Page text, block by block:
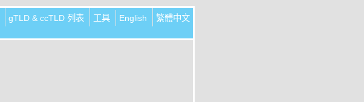
gTLD & ccTLD 列表 工具 English 繁體中文